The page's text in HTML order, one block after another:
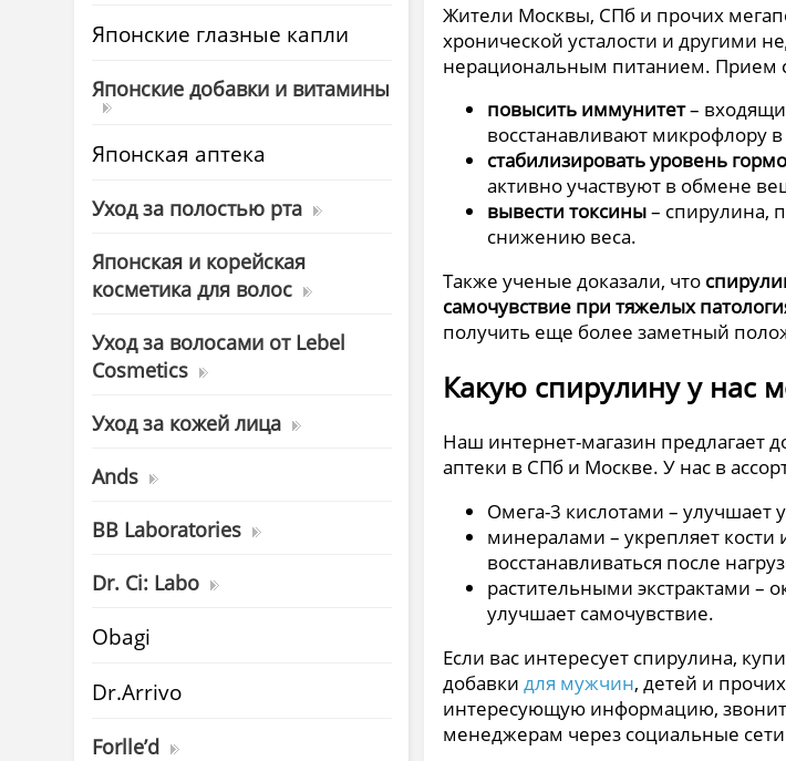
Японские глазные капли
Японские добавки и витамины
Японская аптека
Уход за полостью рта
Японская и корейская
косметика для волос
Уход за волосами от Lebel
Cosmetics
Уход за кожей лица
Ands
BB Laboratories
Dr. Ci: Labo
Obagi
Dr.Arrivo
Forlle’d
Жители Москвы, СПб и прочих
хронической усталости и другими
нерациональным питанием. Прием
повысить иммунитет–
восстанавливают микрофлору
стабилизировать уровень
активно участвуют в обмене
вывести токсины– спирулина,
снижению веса.
Также ученые доказали, что
самочувствие при тяжелых
получить еще более заметный
Какую спирулину у нас
Наш интернет-магазин предлагает
аптеки в СПб и Москве. У нас в
Омега-3 кислотами – улучшает
минералами – укрепляет
восстанавливаться после
растительными экстрактами –
улучшает самочувствие.
Если вас интересует спирулина,
добавки для мужчин, детей и
интересующую информацию,
менеджерам через социальные